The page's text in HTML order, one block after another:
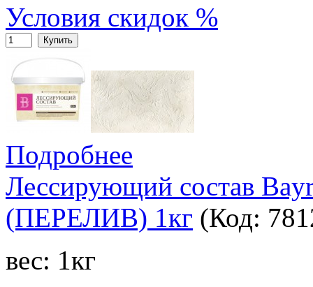
Условия скидок %
Купить
Подробнее
Лессирующий состав
(ПЕРЕЛИВ) 1кг (Код:
вес: 1кг